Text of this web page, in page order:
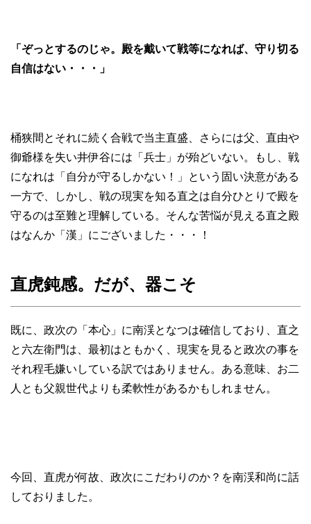
「ぞっとするのじゃ。殿を戴いて戦等になれば、守り切る
自信はない・・・」
桶狭間とそれに続く合戦で当主直盛、さらには父、直由や
御爺様を失い井伊谷には「兵士」が殆どいない。もし、戦
になれは「自分が守るしかない！」という固い決意がある
一方で、しかし、戦の現実を知る直之は自分ひとりで殿を
守るのは至難と理解している。そんな苦悩が見える直之殿
はなんか「漢」にございました・・・！
直虎鈍感。だが、器こそ
既に、政次の「本心」に南渓となつは確信しており、直之
と六左衛門は、最初はともかく、現実を見ると政次の事を
それ程毛嫌いしている訳ではありません。ある意味、お二
人とも父親世代よりも柔軟性があるかもしれません。
今回、直虎が何故、政次にこだわりのか？を南渓和尚に話
しておりました。